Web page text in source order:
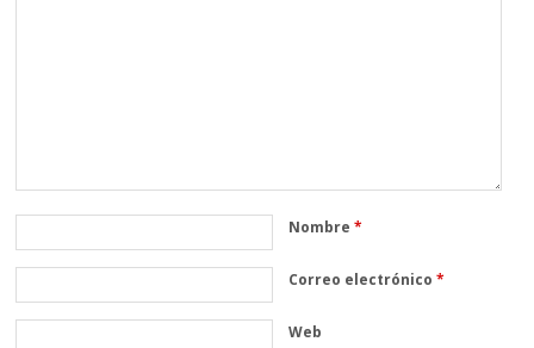
Nombre*
Correo electrónico*
Web